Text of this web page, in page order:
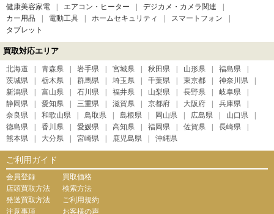
健康美容家電
エアコン・ヒーター
デジカメ・カメラ関連
カー用品
電動工具 ホームセキュリティ
スマートフォン
タブレット
買取対応エリア
北海道 青森県 岩手県 宮城県 秋田県 山形県
福島県
茨城県
栃木県 群馬県 埼玉県 千葉県 東京都
神奈川県
新潟県
富山県 石川県 福井県 山梨県 長野県
岐阜県
静岡県
愛知県 三重県 滋賀県 京都府 大阪府
兵庫県
奈良県
和歌山県 鳥取県 島根県 岡山県 広島県
山口県
徳島県
香川県 愛媛県 高知県 福岡県 佐賀県
長崎県
熊本県
大分県 宮崎県 鹿児島県 沖縄県
ご利用ガイド
会員登録
店頭買取方法
発送買取方法
注意事項
買取価格
検索方法
ご利用規約
お客様の声